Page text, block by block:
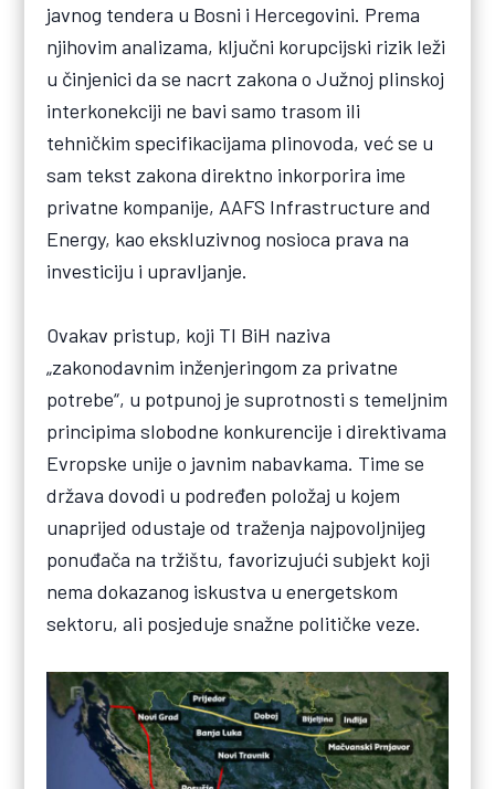
javnog tendera u Bosni i Hercegovini. Prema
njihovim analizama, ključni korupcijski rizik leži
u činjenici da se nacrt zakona o Južnoj plinskoj
interkonekciji ne bavi samo trasom ili
tehničkim specifikacijama plinovoda, već se u
sam tekst zakona direktno inkorporira ime
privatne kompanije, AAFS Infrastructure and
Energy, kao ekskluzivnog nosioca prava na
investiciju i upravljanje.
Ovakav pristup, koji TI BiH naziva
„zakonodavnim inženjeringom za privatne
potrebe“, u potpunoj je suprotnosti s temeljnim
principima slobodne konkurencije i direktivama
Evropske unije o javnim nabavkama. Time se
država dovodi u podređen položaj u kojem
unaprijed odustaje od traženja najpovoljnijeg
ponuđača na tržištu, favorizujući subjekt koji
nema dokazanog iskustva u energetskom
sektoru, ali posjeduje snažne političke veze.